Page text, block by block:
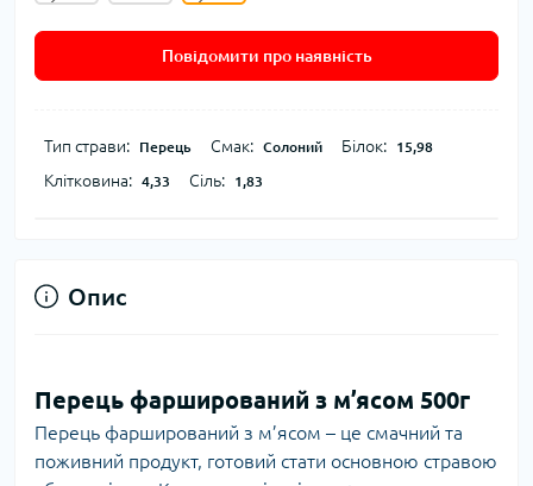
Повідомити про наявність
Тип страви: Перець Смак: Солоний Білок: 15,98
Клітковина: 4,33 Сіль: 1,83
Опис
Перець фарширований з м’ясом 500г
Перець фарширований з м’ясом – це смачний та
поживний продукт, готовий стати основною стравою